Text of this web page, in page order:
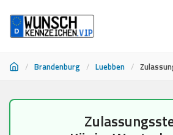
/ Brandenburg / Luebben /